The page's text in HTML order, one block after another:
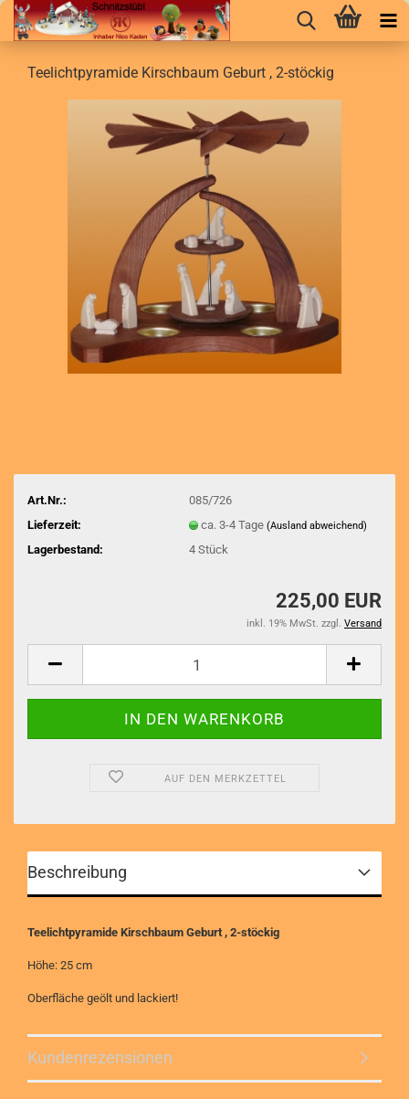
Teelichtpyramide Kirschbaum Geburt , 2-stöckig
Art.Nr.:
085/726
Lieferzeit:
ca. 3-4 Tage (Ausland abweichend)
Lagerbestand: 4 Stück
225,00 EUR
inkl. 19% MwSt. zzgl. Versand
AUF DEN MERKZETTEL
Beschreibung
Teelichtpyramide Kirschbaum Geburt , 2-stöckig
Höhe: 25 cm
Oberfläche geölt und lackiert!
Kundenrezensionen